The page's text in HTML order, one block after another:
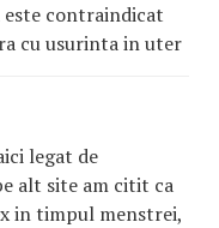
contraindicat
cu usurinta in uter
legat de
alt site am citit ca
in timpul menstrei,